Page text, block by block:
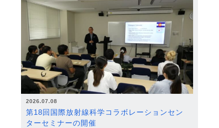
2026.07.08
第18回国際放射線科学コラボレーションセン
ターセミナーの開催